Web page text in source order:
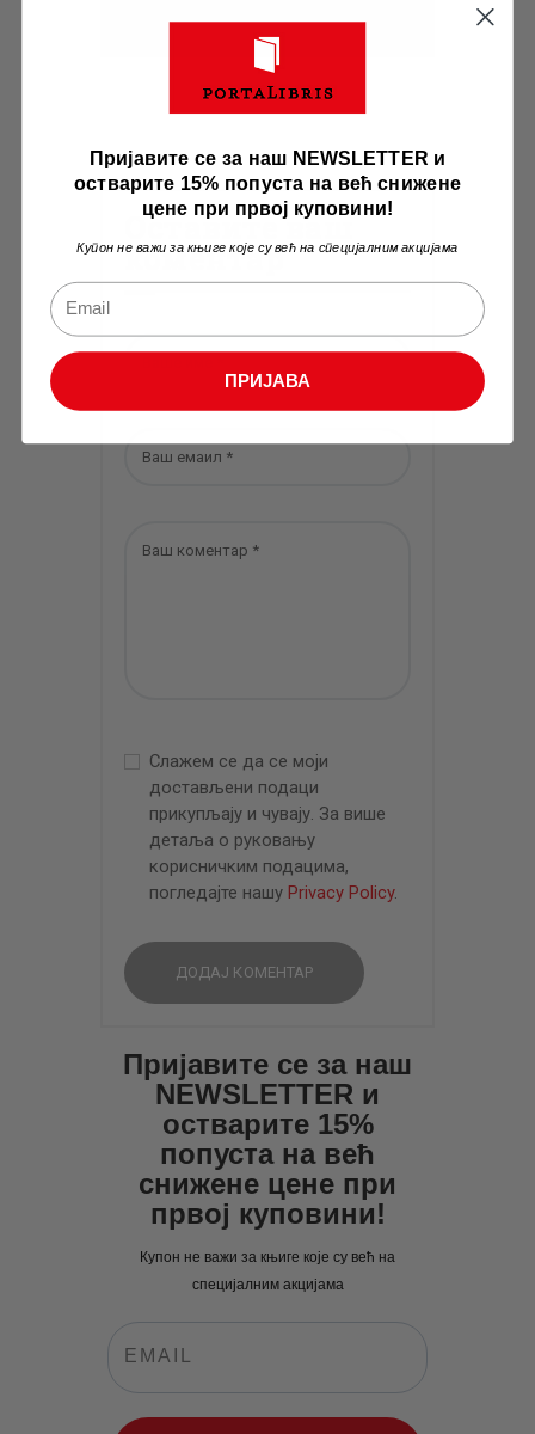
Оставите ваш
коментар
Слажем се да се моји
достављени подаци
прикупљају и чувају. За више
детаља о руковању
корисничким подацима,
погледајте нашу Privacy Policy.
Пријавите се за наш
NEWSLETTER и
остварите 15%
попуста на већ
снижене цене при
првој куповини!
Купон не важи за књиге које су већ на
специјалним акцијама
Пријавите се за наш NEWSLETTER и
остварите 15% попуста на већ снижене
цене при првој куповини!
Купон не важи за књиге које су већ на специјалним акцијама
ПРИЈАВА